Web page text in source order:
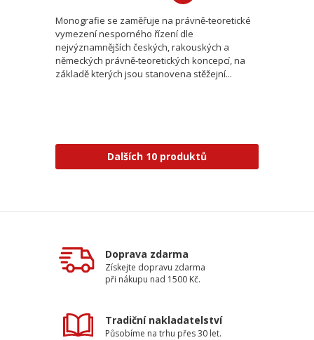
Monografie se zaměřuje na právně-teoretické
vymezení nesporného řízení dle
nejvýznamnějších českých, rakouských a
německých právně-teoretických koncepcí, na
základě kterých jsou stanovena stěžejní...
Dalších 10 produktů
Doprava zdarma
Získejte dopravu zdarma
při nákupu nad 1500 Kč.
Tradiční nakladatelství
Působíme na trhu přes 30 let.